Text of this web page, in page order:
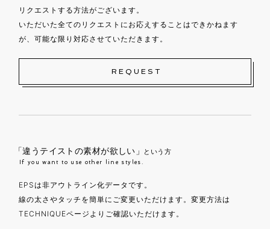
リクエストする方法がございます。
いただいた全てのリクエストにお応えすることはできかねます
が、可能な限り対応させていただきます。
REQUEST
「違うテイストの素材が欲しい」 という方
If you want to use other line styles.
EPSは非アウトライン化データです。
線の太さやタッチを簡単にご変更いただけます。変更方法は
TECHNIQUEページよりご確認いただけます。